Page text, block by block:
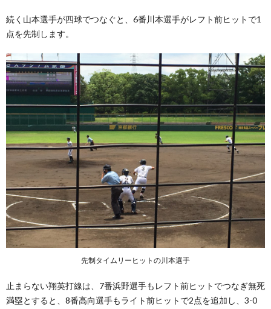
続く山本選手が四球でつなぐと、6番川本選手がレフト前ヒットで1
点を先制します。
先制タイムリーヒットの川本選手
止まらない翔英打線は、7番浜野選手もレフト前ヒットでつなぎ無死
満塁とすると、8番高向選手もライト前ヒットで2点を追加し、3-0